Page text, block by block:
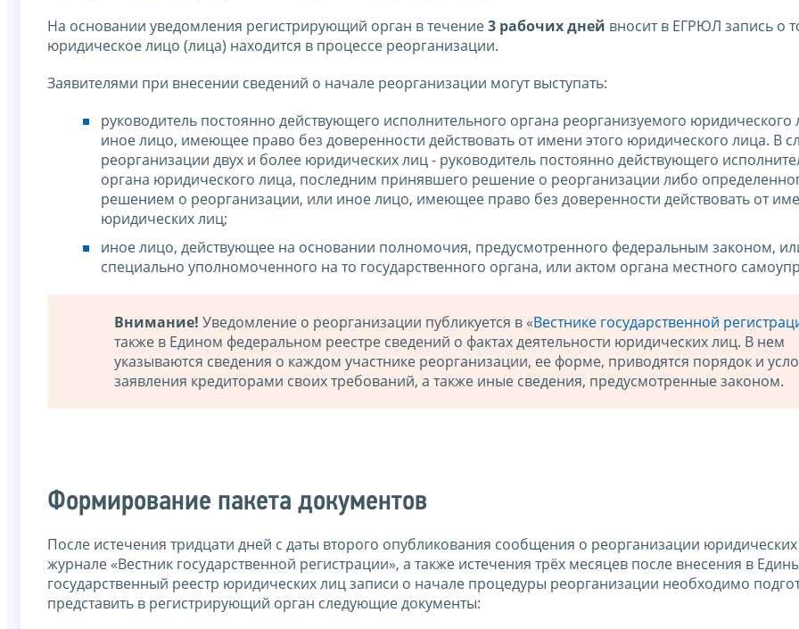
На основании уведомления регистрирующий орган в течение3 рабочих дней вносит в ЕГРЮЛ запись о
юридическое лицо (лица) находится в процессе реорганизации.
Заявителями при внесении сведений о начале реорганизации могут выступать:
руководитель постоянно действующего исполнительного органа реорганизуемого юридического
иное лицо, имеющее право без доверенности действовать от имени этого юридического лица. В
реорганизации двух и более юридических лиц - руководитель постоянно действующего
органа юридического лица, последним принявшего решение о реорганизации либо
решением о реорганизации, или иное лицо, имеющее право без доверенности действовать от
юридических лиц;
иное лицо, действующее на основании полномочия, предусмотренного федеральным законом,
специально уполномоченного на то государственного органа, или актом органа местного
Внимание! Уведомление о реорганизации публикуется в «Вестнике государственной
также в Едином федеральном реестре сведений о фактах деятельности юридических лиц. В нем
указываются сведения о каждом участнике реорганизации, ее форме, приводятся порядок и
заявления кредиторами своих требований, а также иные сведения, предусмотренные законом.
Формирование пакета документов
После истечения тридцати дней с даты второго опубликования сообщения о реорганизации
журнале «Вестник государственной регистрации», а также истечения трёх месяцев после внесения в
государственный реестр юридических лиц записи о начале процедуры реорганизации необходимо
представить в регистрирующий орган следующие документы: